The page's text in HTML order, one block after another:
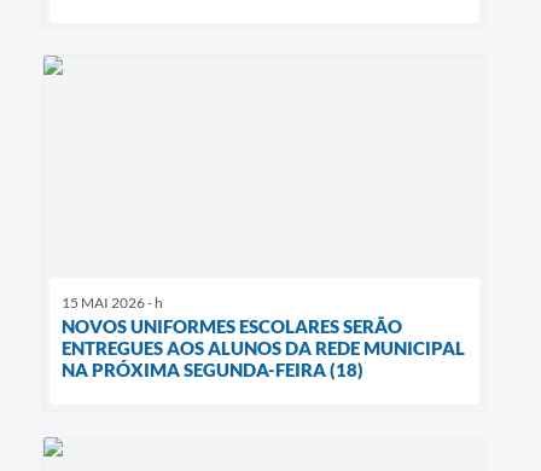
15 MAI 2026 - h
NOVOS UNIFORMES ESCOLARES SERÃO
ENTREGUES AOS ALUNOS DA REDE MUNICIPAL
NA PRÓXIMA SEGUNDA-FEIRA (18)